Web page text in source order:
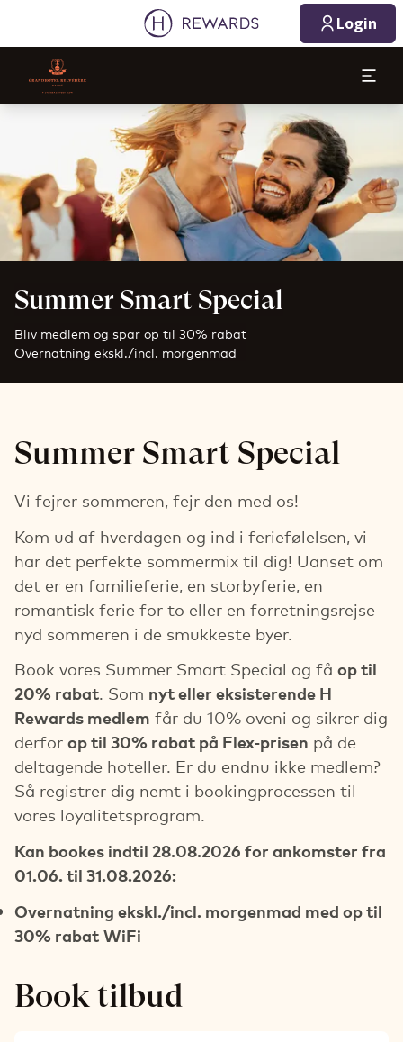
Login
Summer Smart Special
Bliv medlem og spar op til 30% rabat
Overnatning ekskl./incl. morgenmad
Summer Smart Special
Vi fejrer sommeren, fejr den med os!
Kom ud af hverdagen og ind i feriefølelsen, vi
har det perfekte sommermix til dig! Uanset om
det er en familieferie, en storbyferie, en
romantisk ferie for to eller en forretningsrejse -
nyd sommeren i de smukkeste byer.
Book vores Summer Smart Special og få op til
20% rabat. Som nyt eller eksisterende H
Rewards medlem får du 10% oveni og sikrer dig
derfor op til 30% rabat på Flex-prisen på de
deltagende hoteller. Er du endnu ikke medlem?
Så registrer dig nemt i bookingprocessen til
vores loyalitetsprogram.
Kan bookes indtil 28.08.2026 for ankomster fra
01.06. til 31.08.2026:
Overnatning ekskl./incl. morgenmad med op til
30% rabat WiFi
Book tilbud